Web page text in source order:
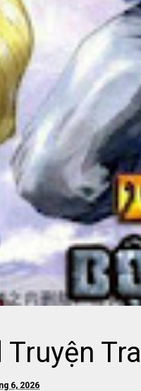
6, 2026